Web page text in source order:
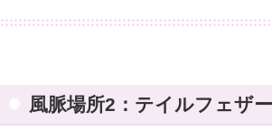
風脈場所2：テイルフェザ